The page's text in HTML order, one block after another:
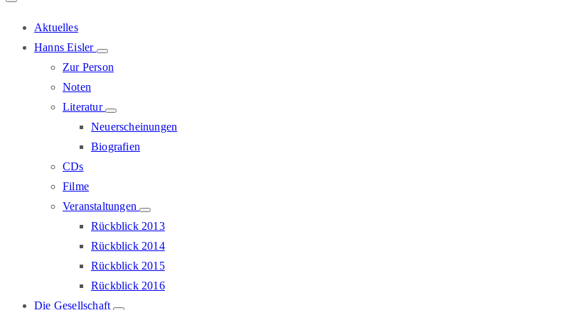
Aktuelles
Hanns Eisler
Zur Person
Noten
Literatur
Neuerscheinungen
Biografien
CDs
Filme
Veranstaltungen
Rückblick 2013
Rückblick 2014
Rückblick 2015
Rückblick 2016
Die Gesellschaft